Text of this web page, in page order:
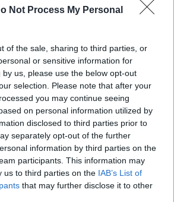
Not Process My Personal
of the sale, sharing to third parties, or
or sensitive information for
us, please use the below opt-out
selection. Please note that after your
you may continue seeing
on personal information utilized by
disclosed to third parties prior to
separately opt-out of the further
information by third parties on the
participants. This information may
us to third parties on the IAB’s List of
that may further disclose it to other
KILENC NAPPAL KORÁBBAN
FELÚJÍTÁS ALATT ÁLLÓ HECSEI
órától ismét minden közlekedő
az autóbuszok is
útvonalukra.
Szólj hozzá!